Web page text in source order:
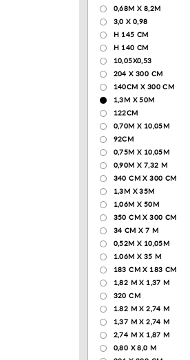
0,68М Х 8,2М
3,0 Х 0,98
H 145 CM
H 140 CM
10,05Х0,53
204 Х 300 СМ
140CM X 300 CM
1,3М Х 50М
122СМ
0,70М Х 10,05М
92CM
0,75М Х 10,05М
0,90М Х 7,32 М
340 CM X 300 CM
1,3M X 35M
1,06M X 50M
350 CM X 300 CM
34 CM X 7 M
0,52М Х 10,05М
1.06M X 35 M
183 СМ Х 183 СМ
1,82 М Х 1,37 М
320 CM
1.82 М Х 2,74 М
1,37 М Х 2,74 М
2,74 М Х 1,87 М
0,80 Х 8,0 М